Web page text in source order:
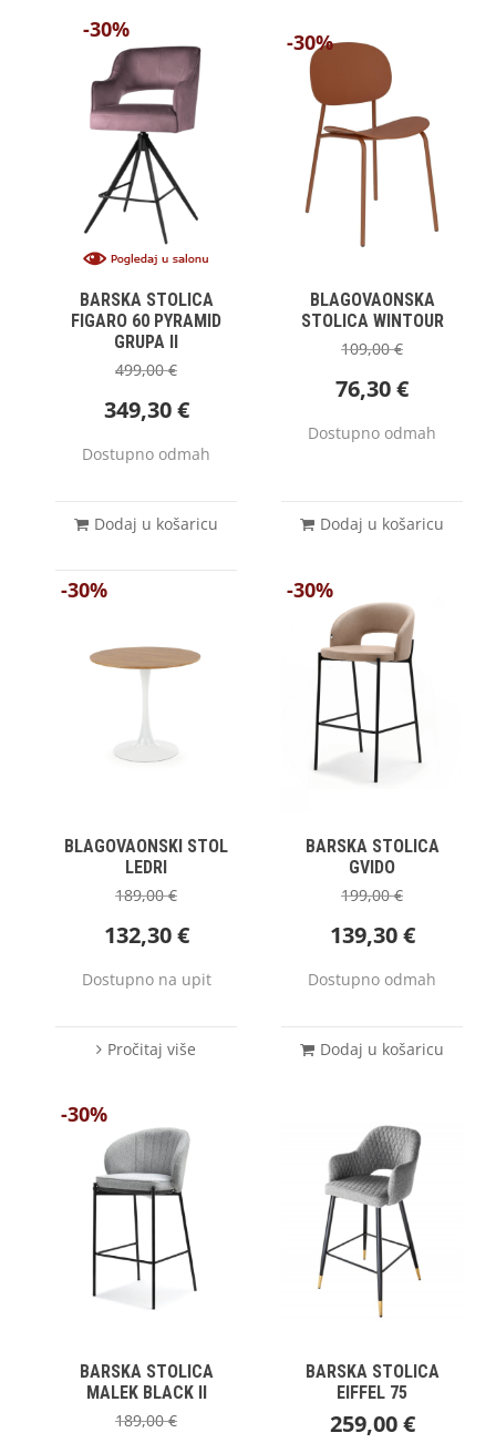
-30%
BARSKA STOLICA
FIGARO 60 PYRAMID
GRUPA II
499,00€
349,30€
Dostupno odmah
Dodaj u košaricu
-30%
BLAGOVAONSKA
STOLICA WINTOUR
109,00€
76,30€
Dostupno odmah
Dodaj u košaricu
-30%
BLAGOVAONSKI STOL
LEDRI
189,00€
132,30€
Dostupno na upit
Pročitaj više
-30%
BARSKA STOLICA
GVIDO
199,00€
139,30€
Dostupno odmah
Dodaj u košaricu
-30%
BARSKA STOLICA
MALEK BLACK II
189,00€
BARSKA STOLICA
EIFFEL 75
259,00€